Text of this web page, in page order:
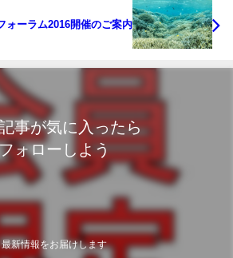
ォーラム2016開催のご案内
事が気に入ったら
ォローしよう
最新情報をお届けします